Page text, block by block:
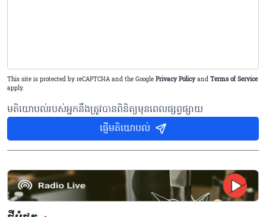
This site is protected by reCAPTCHA and the Google Privacy Policy and Terms of Service
apply.
មតិយោបល់របស់អ្នកនឹងត្រូវបានពិនិត្យមុនពេលផ្សព្វផ្សាយ
ផ្ញើមតិយោបល់